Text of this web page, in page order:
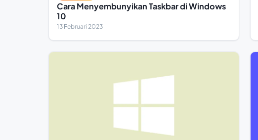
Cara Menyembunyikan Taskbar di Windows
10
13 Februari 2023